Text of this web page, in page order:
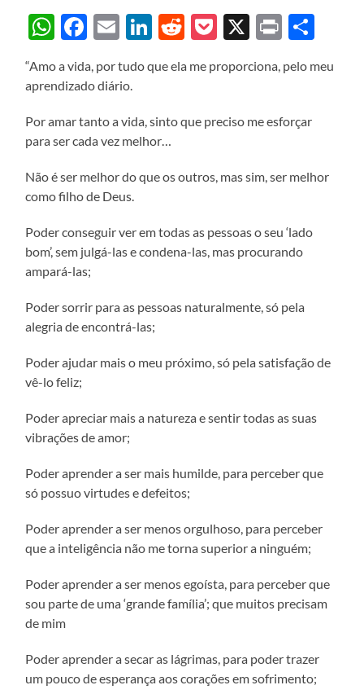
WhatsApp
Facebook
EmailLinkedIn
Reddit
Pocket
X Print
“Amo a vida, por tudo que ela me proporciona, pelo meu
aprendizado diário.
Por amar tanto a vida, sinto que preciso me esforçar
para ser cada vez melhor…
Não é ser melhor do que os outros, mas sim, ser melhor
como filho de Deus.
Poder conseguir ver em todas as pessoas o seu ‘lado
bom’, sem julgá-las e condena-las, mas procurando
ampará-las;
Poder sorrir para as pessoas naturalmente, só pela
alegria de encontrá-las;
Poder ajudar mais o meu próximo, só pela satisfação de
vê-lo feliz;
Poder apreciar mais a natureza e sentir todas as suas
vibrações de amor;
Poder aprender a ser mais humilde, para perceber que
só possuo virtudes e defeitos;
Poder aprender a ser menos orgulhoso, para perceber
que a inteligência não me torna superior a ninguém;
Poder aprender a ser menos egoísta, para perceber que
sou parte de uma ‘grande família’; que muitos precisam
de mim
Poder aprender a secar as lágrimas, para poder trazer
um pouco de esperança aos corações em sofrimento;